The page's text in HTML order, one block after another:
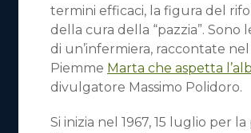
termini efficaci, la figura del
della cura della “pazzia”. Sono
di un’infermiera, raccontate
Piemme Marta che aspetta
divulgatore Massimo Polidoro.
Si inizia nel 1967, 15 luglio per